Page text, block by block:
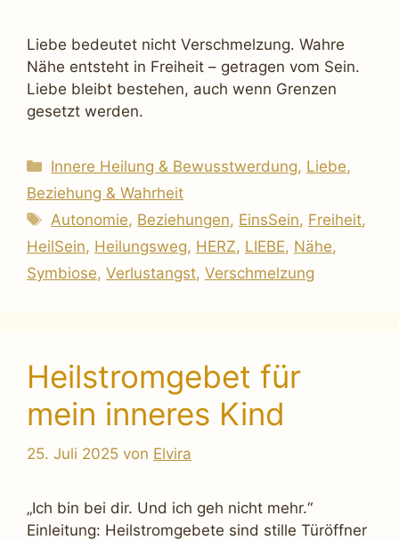
Liebe bedeutet nicht Verschmelzung. Wahre
Nähe entsteht in Freiheit – getragen vom Sein.
Liebe bleibt bestehen, auch wenn Grenzen
gesetzt werden.
Kategorien
Innere Heilung & Bewusstwerdung, Liebe,
Beziehung & Wahrheit
Schlagwörter
Autonomie, Beziehungen, EinsSein, Freiheit,
HeilSein, Heilungsweg, HERZ, LIEBE, Nähe,
Symbiose, Verlustangst, Verschmelzung
Heilstromgebet für
mein inneres Kind
25. Juli 2025 von Elvira
„Ich bin bei dir. Und ich geh nicht mehr.“
Einleitung: Heilstromgebete sind stille Türöffner